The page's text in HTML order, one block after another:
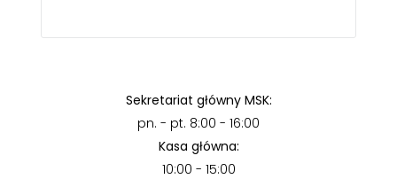
Sekretariat główny MSK:
pn. - pt. 8:00 - 16:00
Kasa główna:
10:00 - 15:00